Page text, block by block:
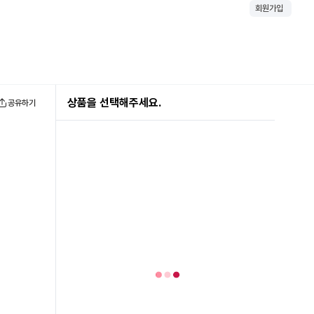
회원가입
공유하기 상품을 선택해주세요.